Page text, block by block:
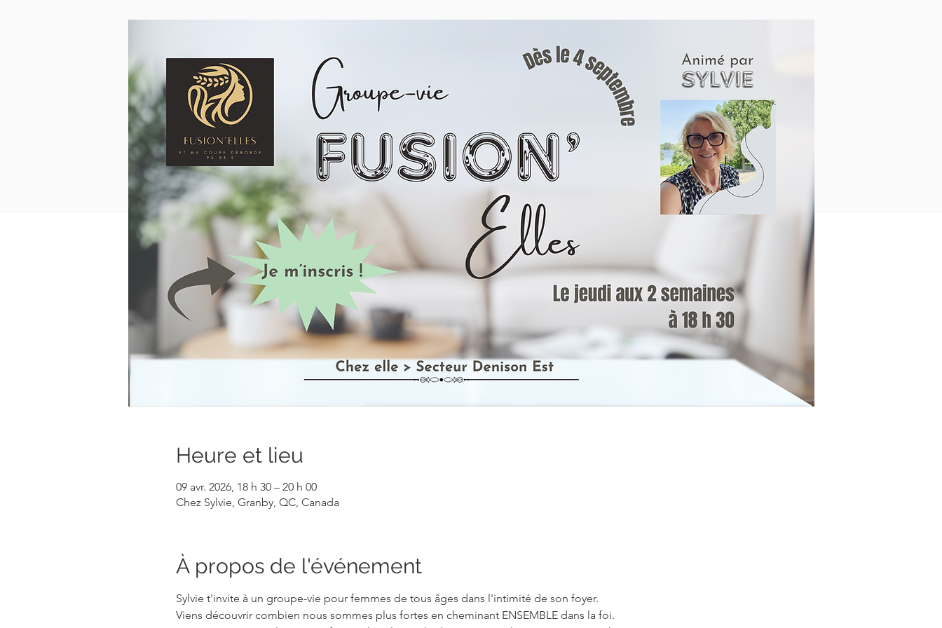
Heure et lieu
09 avr. 2026, 18 h 30 – 20 h 00
Chez Sylvie, Granby, QC, Canada
À propos de l'événement
Sylvie t'invite à un groupe-vie pour femmes de tous âges dans l'intimité de son foyer.
Viens découvrir combien nous sommes plus fortes en cheminant ENSEMBLE dans la foi.